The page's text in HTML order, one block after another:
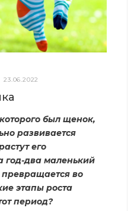
23.06.2022
был щенок,
развивается
его
год-два маленький
во
этапы роста
период?